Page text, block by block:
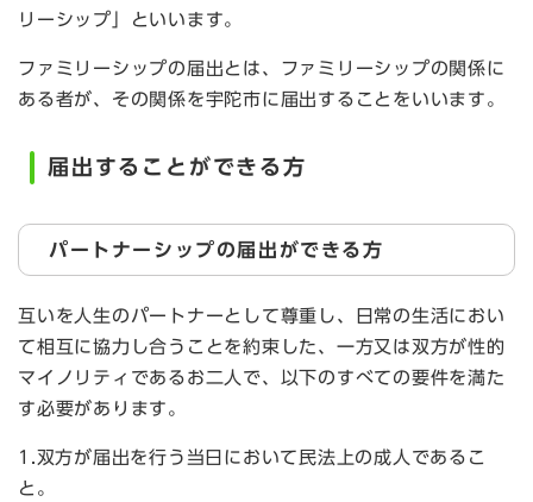
リーシップ」といいます。
ファミリーシップの届出とは、ファミリーシップの関係に
ある者が、その関係を宇陀市に届出することをいいます。
届出することができる方
パートナーシップの届出ができる方
互いを人生のパートナーとして尊重し、日常の生活におい
て相互に協力し合うことを約束した、一方又は双方が性的
マイノリティであるお二人で、以下のすべての要件を満た
す必要があります。
1.双方が届出を行う当日において民法上の成人であるこ
と。